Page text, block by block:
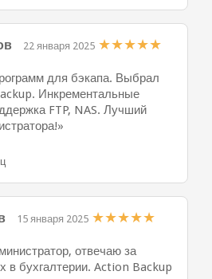
22 января 2025 ★★★★★
для бэкапа. Выбрал
Инкрементальные
FTP, NAS. Лучший
15 января 2025 ★★★★★
отвечаю за
в бухгалтерии. Action Backup